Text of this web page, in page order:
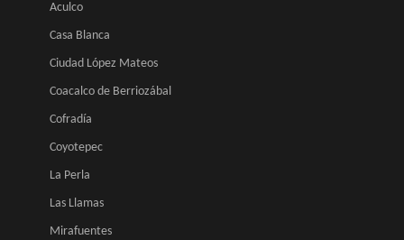
Aculco
Casa Blanca
Ciudad López Mateos
Coacalco de Berriozábal
Cofradía
Coyotepec
La Perla
Las Llamas
Mirafuentes